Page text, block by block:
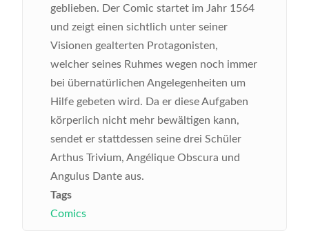
geblieben. Der Comic startet im Jahr 1564
und zeigt einen sichtlich unter seiner
Visionen gealterten Protagonisten,
welcher seines Ruhmes wegen noch immer
bei übernatürlichen Angelegenheiten um
Hilfe gebeten wird. Da er diese Aufgaben
körperlich nicht mehr bewältigen kann,
sendet er stattdessen seine drei Schüler
Arthus Trivium, Angélique Obscura und
Angulus Dante aus.
Tags
Comics